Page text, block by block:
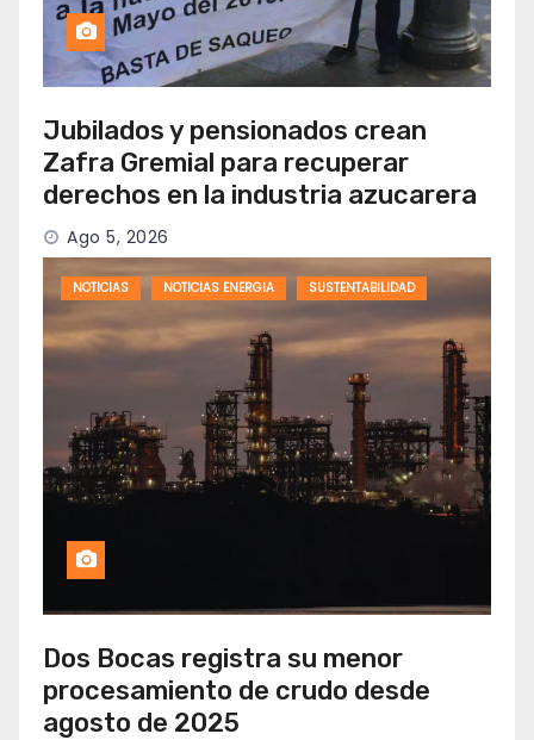
Jubilados y pensionados crean
Zafra Gremial para recuperar
derechos en la industria azucarera
Ago 5, 2026
NOTICIAS NOTICIAS ENERGIA SUSTENTABILIDAD
Dos Bocas registra su menor
procesamiento de crudo desde
agosto de 2025